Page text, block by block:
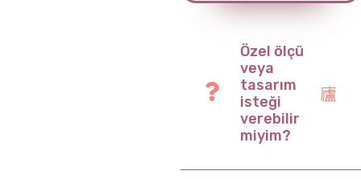
Özel ölçü
veya
tasarım
isteği
verebilir
miyim?